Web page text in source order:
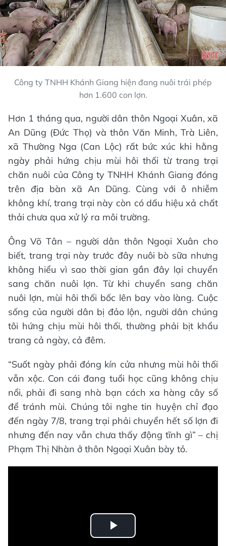
Công ty TNHH Khánh Giang hiện đang nuôi trái phép
hơn 1.600 con lợn.
Hơn 1 tháng qua, người dân thôn Ngoại Xuân, xã
An Dũng (Đức Thọ) và thôn Văn Minh, Trà Liên,
xã Thường Nga (Can Lộc) rất bức xúc khi hằng
ngày phải hứng chịu mùi hôi thối từ trang trại
chăn nuôi của Công ty TNHH Khánh Giang đóng
trên địa bàn xã An Dũng. Cùng với ô nhiễm
không khí, trang trại này còn có dấu hiệu xả chất
thải chưa qua xử lý ra môi trường.
Ông Võ Tân – người dân thôn Ngoại Xuân cho
biết, trang trại này trước đây nuôi bò sữa nhưng
không hiểu vì sao thời gian gần đây lại chuyển
sang chăn nuôi lợn. Từ khi chuyển sang chăn
nuôi lợn, mùi hôi thối bốc lên bay vào làng. Cuộc
sống của người dân bị đảo lộn, người dân chúng
tôi hứng chịu mùi hôi thối, thường phải bịt khẩu
trang cả ngày, cả đêm.
“Suốt ngày phải đóng kín cửa nhưng mùi hôi thối
vẫn xộc. Con cái đang tuổi học cũng không chịu
nổi, phải đi sang nhà bạn cách xa hàng cây số
để tránh mùi. Chúng tôi nghe tin huyện chỉ đạo
đến ngày 7/8, trang trại phải chuyển hết số lợn đi
nhưng đến nay vẫn chưa thấy động tĩnh gì” – chị
Phạm Thị Nhàn ở thôn Ngoại Xuân bày tỏ.
Play